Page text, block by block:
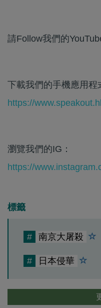
請Follow我們的
下載我們的手機應用程
https://
瀏覽我們的IG：
https://
標籤
# 南京大屠殺
# 日本侵華